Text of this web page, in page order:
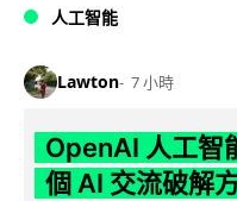
人工智能
Lawton 7 小時
OpenAI 人工智
個 AI 交流破解